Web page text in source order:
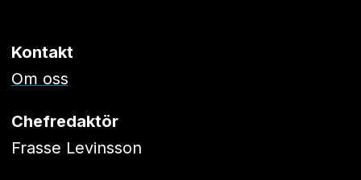
Kontakt
Om oss
Chefredaktör
Frasse Levinsson